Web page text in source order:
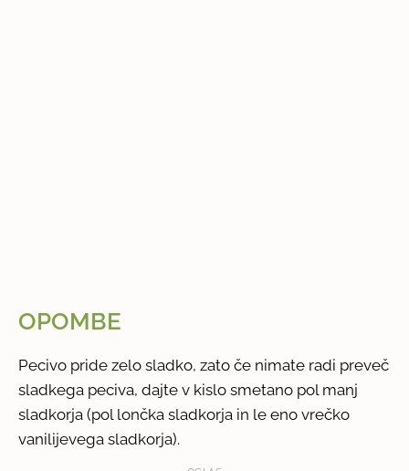
OPOMBE
Pecivo pride zelo sladko, zato če nimate radi preveč
sladkega peciva, dajte v kislo smetano pol manj
sladkorja (pol lončka sladkorja in le eno vrečko
vanilijevega sladkorja).